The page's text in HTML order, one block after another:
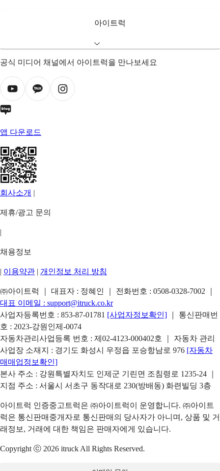
아이트럭
공식 미디어 채널에서 아이트럭을 만나보세요
앱 다운로드
회사소개 |
제휴/광고 문의
|
채용정보
| 이용약관 | 개인정보 처리 방침
㈜아이트럭 ｜ 대표자 : 정혜인 ｜ 전화번호 : 0508-0328-7002
대표 이메일 : support@itruck.co.kr
사업자등록번호 : 853-87-01781 [사업자정보확인]
｜ 통신판매번
호 : 2023-강원인제-0074
자동차관리사업등록 번호 : 제02-4123-000402호 ｜ 자동차 관리
사업장 소재지 : 경기도 화성시 우정읍 포승항남로 976 [자동차
매매업정보확인]
본사 주소 : 강원특별자치도 인제군 기린면 조침령로 1235-24 ｜
지점 주소 : 서울시 서초구 동작대로 230(방배동) 화련빌딩 3층
아이트럭 인증중고트럭은 ㈜아이트럭이 운영합니다. ㈜아이트
럭은 통신판매중개자로 통신판매의 당사자가 아니며, 상품 및 거
래정보, 거래에 대한 책임은 판매자에게 있습니다.
Copyright ⓒ 2026 itruck All Rights Reserved.